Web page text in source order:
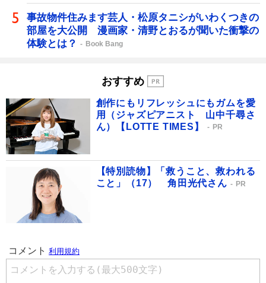
事故物件住みます芸人・松原タニシがいわくつきの
部屋を大公開 漫画家・清野とおるが聞いた衝撃の
体験とは？
Book Bang
おすすめ
創作にもリフレッシュにもガムを愛
用（ジャズピアニスト 山中千尋さ
ん）【LOTTE TIMES】
PR
【特別読物】「救うこと、救われる
こと」（17） 角田光代さん
PR